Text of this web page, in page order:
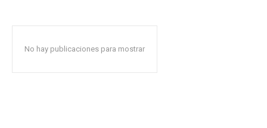
No hay publicaciones para mostrar